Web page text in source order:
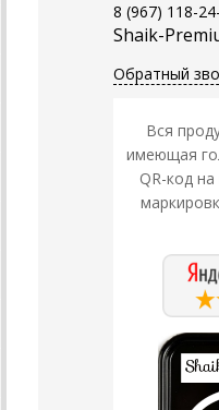
8 (967) 118-
Shaik-
Обратный
Вся
имеющая
QR-код